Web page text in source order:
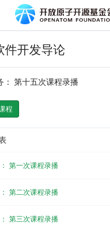
件开发导论
第十五次课程录播
程
第一次课程录播
第二次课程录播
第三次课程录播